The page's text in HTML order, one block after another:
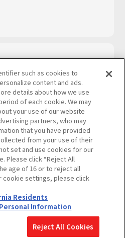
メディアポリシー
扱いに関する保護方針
著作権・商標について
本的な対応方針
ライト一覧を表示する
such as cookies to
content and ads.
details about how we use
of each cookie. We may
your use of our website
partners, who may
that you have provided
from your use of their
set and use cookies for our
Please click “Reject All
age of 16 or to reject all
cookie settings, please click
Residents
Information
Reject All Cookies